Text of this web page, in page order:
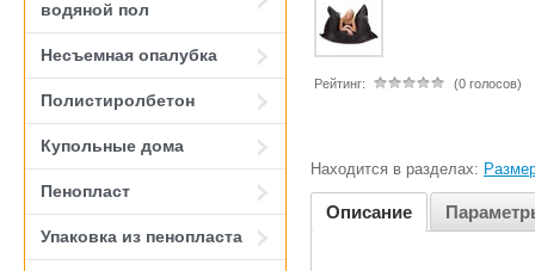
водяной пол
Несъемная опалубка
Полистиролбетон
Купольные дома
Пенопласт
Упаковка из пенопласта
Рейтинг: (0 голосов)
Находится в разделах:
Описание